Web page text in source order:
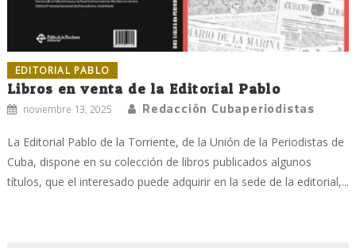
EDITORIAL PABLO
Libros en venta de la Editorial Pablo
noviembre 13, 2025 Redacción Cubaperiodistas
La Editorial Pablo de la Torriente, de la Unión de la Periodistas de
Cuba, dispone en su colección de libros publicados algunos
títulos, que el interesado puede adquirir en la sede de la editorial,...